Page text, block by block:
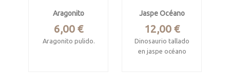
Aragonito
Precio
6,00 €
Aragonito pulido.
Jaspe Océano
Precio
12,00 €
Dinosaurio tallado
en jaspe océano